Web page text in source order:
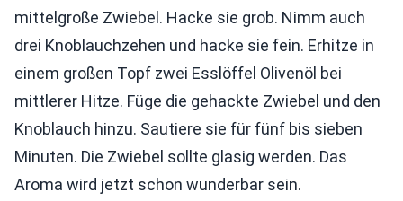
mittelgroße Zwiebel. Hacke sie grob. Nimm auch
drei Knoblauchzehen und hacke sie fein. Erhitze in
einem großen Topf zwei Esslöffel Olivenöl bei
mittlerer Hitze. Füge die gehackte Zwiebel und den
Knoblauch hinzu. Sautiere sie für fünf bis sieben
Minuten. Die Zwiebel sollte glasig werden. Das
Aroma wird jetzt schon wunderbar sein.